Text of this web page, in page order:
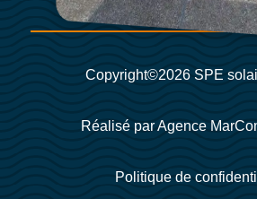
Copyright©2026 SPE
Réalisé par Agence
Politique de